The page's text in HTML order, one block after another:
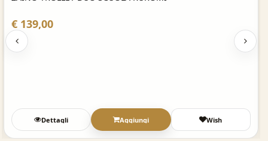
€ 139,00
Dettagli Aggiungi Wish